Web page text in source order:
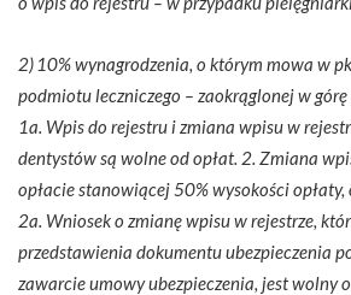
2) 10% wynagrodzenia, o którym mowa w
podmiotu leczniczego – zaokrąglonej w górę
1a. Wpis do rejestru i zmiana wpisu w
dentystów są wolne od opłat. 2. Zmiana
opłacie stanowiącej 50% wysokości opłaty,
2a. Wniosek o zmianę wpisu w rejestrze,
przedstawienia dokumentu ubezpieczenia
zawarcie umowy ubezpieczenia, jest wolny